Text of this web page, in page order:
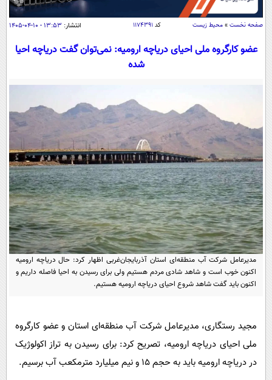
اقتصاد
اقتصادی
خودرو
جامعه
اجتماعی
سلامت
یک برش دانایی
محیط زیست
سفر و تفریح
ورزشی
سیاست خارجی
فرهنگ و هنر
علم و دانش
فناوری و It
علمی
اخبار کریپتو
قرآن
گوناگون
سرگرمی
باشگاه مغز
مجله تصویری سلاح
فیلم
اقتصاد
ورزش
سیاست
سرگرمی
گوناگون
حوادث
محیط زیست
عصر ایران 2
خواندنی ها و دیدنی ها
داستان کوتاه
پیامک
آشپزی
دانلود
آموزش زبان
صفحه نخست » محیط زیست کد۱۱۷۴۳۹۱ انتشار: ۱۳:۵۳ - ۱۰-۰۴-۱۴۰۵
عضو کارگروه ملی احیای دریاچه ارومیه: نمی‌توان گفت دریاچه احیا
شده
مدیرعامل شرکت آب منطقه‌ای استان آذربایجان‌غربی اظهار کرد: حال دریاچه ارومیه
اکنون خوب است و شاهد شادی مردم هستیم ولی برای رسیدن به احیا فاصله داریم و
اکنون باید گفت شاهد شروع احیای دریاچه ارومیه هستیم.
مجید رستگاری، مدیرعامل شرکت آب منطقه‌ای استان و عضو کارگروه
ملی احیای دریاچه ارومیه، تصریح کرد: برای رسیدن به تراز اکولوژیک
در دریاچه ارومیه باید به حجم ۱۵ و نیم میلیارد مترمکعب آب برسیم.